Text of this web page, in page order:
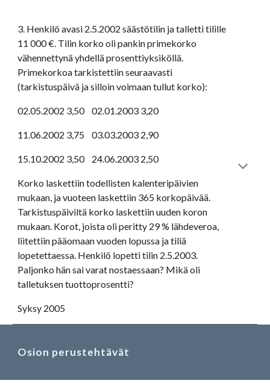
3. Henkilö avasi 2.5.2002 säästötilin ja talletti tilille
11 000 €. Tilin korko oli pankin primekorko
vähennettynä yhdellä prosenttiyksiköllä.
Primekorkoa tarkistettiin seuraavasti
(tarkistuspäivä ja silloin voimaan tullut korko):
02.05.2002 3,50    02.01.2003 3,20
11.06.2002 3,75    03.03.2003 2,90
15.10.2002 3,50    24.06.2003 2,50
Korko laskettiin todellisten kalenteripäivien
mukaan, ja vuoteen laskettiin 365 korkopäivää.
Tarkistuspäiviltä korko laskettiin uuden koron
mukaan. Korot, joista oli peritty 29 % lähdeveroa,
liitettiin pääomaan vuoden lopussa ja tiliä
lopetettaessa. Henkilö lopetti tilin 2.5.2003.
Paljonko hän sai varat nostaessaan? Mikä oli
talletuksen tuottoprosentti?
Syksy 2005
Osion perustehtävät